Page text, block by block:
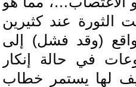
الثورة عند كثيرين
(وقد فشل) إلى
في حالة إنكار
لها يستمر خطاب